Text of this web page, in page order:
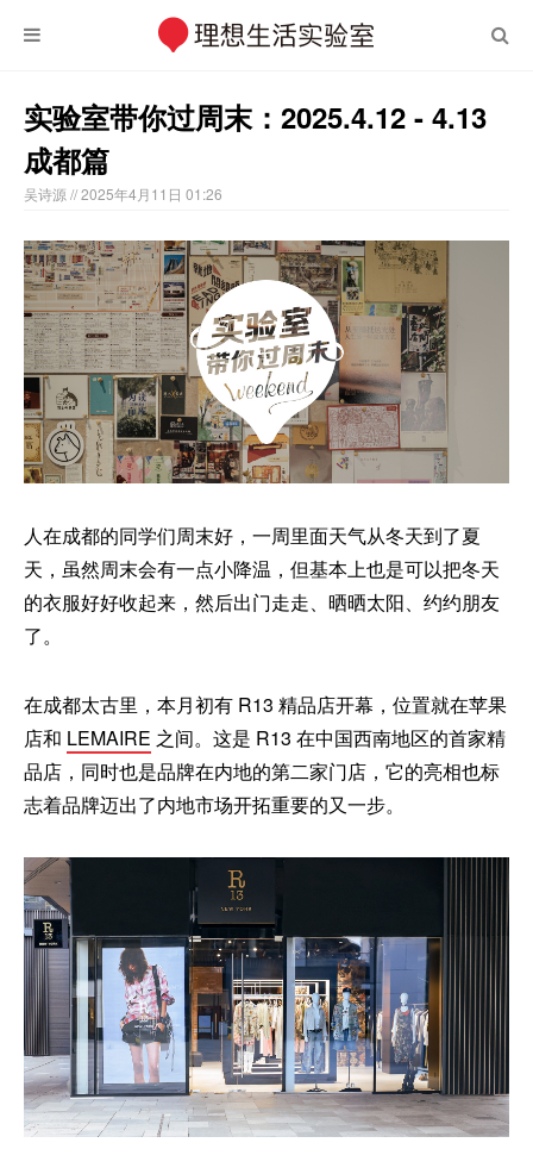
实验室带你过周末：2025.4.12 - 4.13
成都篇
吴诗源 // 2025年4月11日 01:26
人在成都的同学们周末好，一周里面天气从冬天到了夏
天，虽然周末会有一点小降温，但基本上也是可以把冬天
的衣服好好收起来，然后出门走走、晒晒太阳、约约朋友
了。
在成都太古里，本月初有 R13 精品店开幕，位置就在苹果
店和 LEMAIRE 之间。这是 R13 在中国西南地区的首家精
品店，同时也是品牌在内地的第二家门店，它的亮相也标
志着品牌迈出了内地市场开拓重要的又一步。